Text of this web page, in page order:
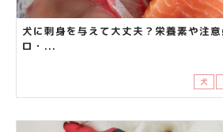
犬に刺身を与えて大丈夫？栄養素や注
ロ・...
犬